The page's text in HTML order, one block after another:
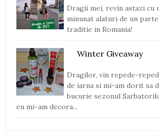
Dragii mei, revin astazi cu
minunat alaturi de un
traditie in Romania!
Winter Giveaway
Dragilor, vin repede-
de iarna si mi-am dorit sa
bucurie sezonul
eu mi-am decora...